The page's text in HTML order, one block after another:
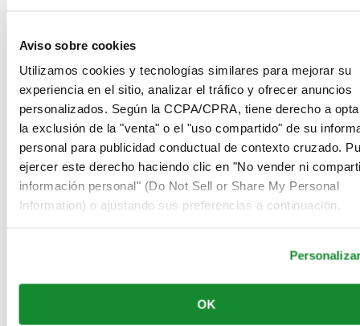
Aviso sobre cookies
Utilizamos cookies y tecnologías similares para mejorar su
experiencia en el sitio, analizar el tráfico y ofrecer anuncios
personalizados. Según la CCPA/CPRA, tiene derecho a
la exclusión de la "venta" o el "uso compartido" de su
personal para publicidad conductual de contexto cruzado.
ejercer este derecho haciendo clic en "No vender ni
información personal" (Do Not Sell or Share My Personal
Information) o ajustando sus preferencias a continuación.
OK
Riyadh
Arabia Saudí
00966 1 4032968
Riyadh@al-ghazalisa.com
See detailsGo to the 'AL-GHAZALI RIYADH'
AL-GHAZALI RIYADH
Riyadh
Arabia Saudí
AL-GHAZALI RIYADH